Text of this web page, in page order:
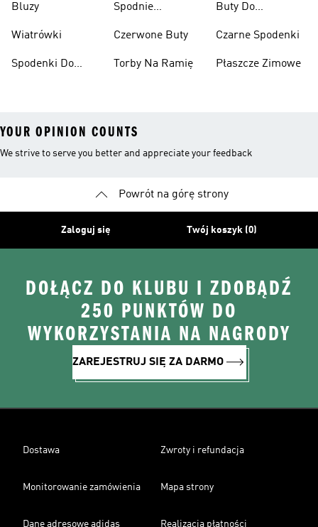
Bluzy
Wiatrówki
Spodenki Do
Spodnie
Czerwone Buty
Torby Na Ramię
Buty Do
Czarne Spodenki
Płaszcze Zimowe
YOUR OPINION COUNTS
We strive to serve you better and appreciate your feedback
Powrót na górę strony
Zaloguj się Twój koszyk (0)
DOŁĄCZ DO KLUBU I ZDOBĄDŹ
250 PUNKTÓW DO
WYKORZYSTANIA NA NAGRODY
ZAREJESTRUJ SIĘ ZA DARMO
Dostawa Zwroty i refundacja
Monitorowanie zamówienia Mapa strony
Dane adresowe adidas Realizacja płatności